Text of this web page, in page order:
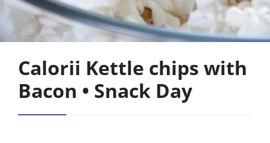
Calorii Kettle chips with
Bacon • Snack Day